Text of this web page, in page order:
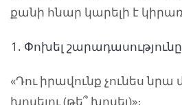
քանի հնար կարելի է
Փոխել
«Դու իրավունք չունես
խոսելու (թե՞ խոսել)»։